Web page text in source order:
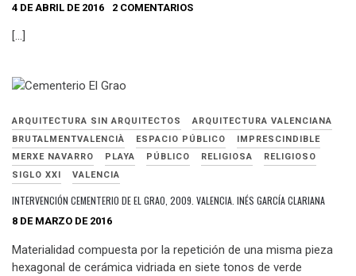
4 DE ABRIL DE 2016 2 COMENTARIOS
[…]
ARQUITECTURA SIN ARQUITECTOS
ARQUITECTURA VALENCIANA
BRUTALMENTVALENCIÀ
ESPACIO PÚBLICO
IMPRESCINDIBLE
MERXE NAVARRO
PLAYA PÚBLICO RELIGIOSA
RELIGIOSO
SIGLO XXI
VALENCIA
INTERVENCIÓN CEMENTERIO DE EL GRAO, 2009. VALENCIA. INÉS GARCÍA CLARIANA
8 DE MARZO DE 2016
Materialidad compuesta por la repetición de una misma pieza
hexagonal de cerámica vidriada en siete tonos de verde